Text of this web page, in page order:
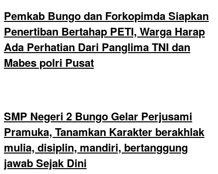
Pemkab Bungo dan Forkopimda Siapkan
Penertiban Bertahap PETI, Warga Harap
Ada Perhatian Dari Panglima TNI dan
Mabes polri Pusat
SMP Negeri 2 Bungo Gelar Perjusami
Pramuka, Tanamkan Karakter berakhlak
mulia, disiplin, mandiri, bertanggung
jawab Sejak Dini